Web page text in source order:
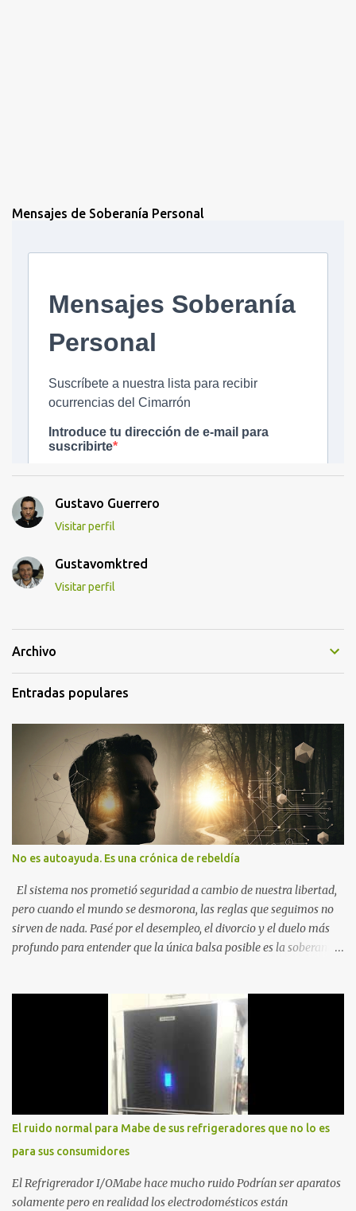
Mensajes de Soberanía Personal
Gustavo Guerrero
Visitar perfil
Gustavomktred
Visitar perfil
Archivo
Entradas populares
No es autoayuda. Es una crónica de rebeldía
El sistema nos prometió seguridad a cambio de nuestra libertad,
pero cuando el mundo se desmorona, las reglas que seguimos no
sirven de nada. Pasé por el desempleo, el divorcio y el duelo más
profundo para entender que la única balsa posible es la soberanía
un Cimarrón no es huir del mundo, es aprender a caminar en él sin
llevar puestas las cadenas de otros 1. La Caída: Al Filo del
Precipicio El momento del quiebre. En Al Filo del Precipicio, relato
mi caída. No como una víctima, sino como alguien que descubrió
que la crisis es el único lugar donde la verdad no se puede ocultar.
Este libro es el testimonio de cómo reconstruir la identidad cuando
el éxito corporativo y las etiquetas sociales te abandonan. Es la
base técnica y espiritual de mi regreso al mundo. Adquirir en
Amazon 2. La Huida: Cimarrón Asilvestrarse: La úni...
El ruido normal para Mabe de sus refrigeradores que no lo es
para sus consumidores
El Refrigrerador I/OMabe hace mucho ruido Podrían ser aparatos
solamente pero en realidad los electrodomésticos están